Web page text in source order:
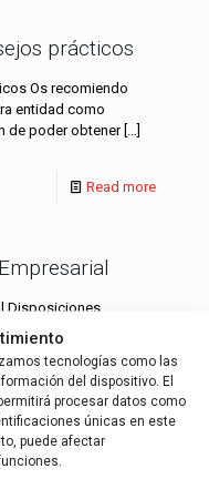
tecnologías como las
del dispositivo. El
procesar datos como
únicas en este
puede afectar
prácticos
Os recomiendo
entidad como
de poder obtener[…]
Read more
Disposiciones
Real Decreto-ley
[…]
Read more